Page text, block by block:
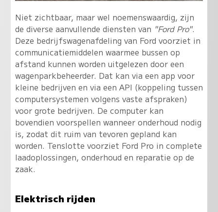
Niet zichtbaar, maar wel noemenswaardig, zijn
de diverse aanvullende diensten van "Ford Pro".
Deze bedrijfswagenafdeling van Ford voorziet in
communicatiemiddelen waarmee bussen op
afstand kunnen worden uitgelezen door een
wagenparkbeheerder. Dat kan via een app voor
kleine bedrijven en via een API (koppeling tussen
computersystemen volgens vaste afspraken)
voor grote bedrijven. De computer kan
bovendien voorspellen wanneer onderhoud nodig
is, zodat dit ruim van tevoren gepland kan
worden. Tenslotte voorziet Ford Pro in complete
laadoplossingen, onderhoud en reparatie op de
zaak.
Elektrisch rijden